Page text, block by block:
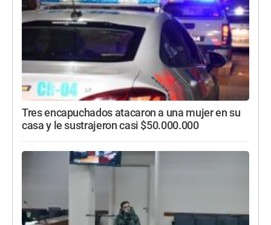
Tres encapuchados atacaron a una mujer en su
casa y le sustrajeron casi $50.000.000